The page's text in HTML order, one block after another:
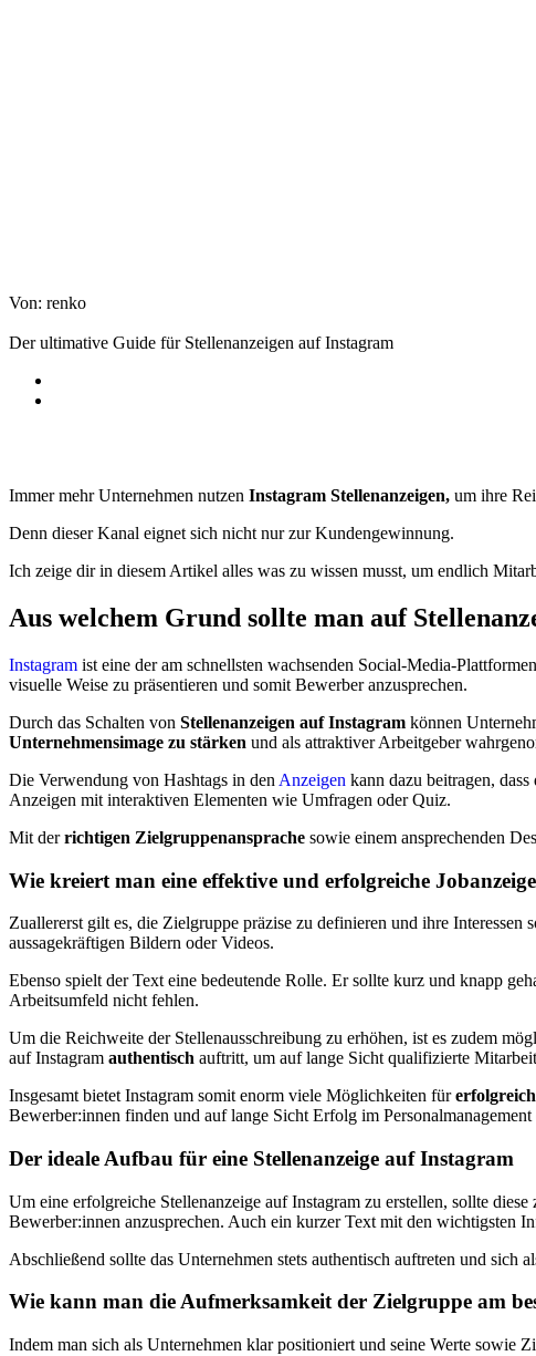
Von: renko
Der ultimative Guide für Stellenanzeigen auf Instagram
Immer mehr Unternehmen nutzen Instagram Stellenanzeigen, um ihre
Denn dieser Kanal eignet sich nicht nur zur Kundengewinnung.
Ich zeige dir in diesem Artikel alles was zu wissen musst, um endlich
Aus welchem Grund sollte man auf
Instagram ist eine der am schnellsten wachsenden Social-Media-
visuelle Weise zu präsentieren und somit Bewerber anzusprechen.
Durch das Schalten von Stellenanzeigen auf Instagram können
Unternehmensimage zu stärken und als attraktiver Arbeitgeber
Die Verwendung von Hashtags in den Anzeigen kann dazu beitragen,
Anzeigen mit interaktiven Elementen wie Umfragen oder Quiz.
Mit derrichtigen Zielgruppenansprache sowie einem ansprechenden
Wie kreiert man eine effektive und erfolgreiche
Zuallererst gilt es, die Zielgruppe präzise zu definieren und ihre
aussagekräftigen Bildern oder Videos.
Ebenso spielt der Text eine bedeutende Rolle. Er sollte kurz und knapp
Arbeitsumfeld nicht fehlen.
Um die Reichweite der Stellenausschreibung zu erhöhen, ist es zudem
auf Instagram authentisch auftritt, um auf lange Sicht qualifizierte
Insgesamt bietet Instagram somit enorm viele Möglichkeiten für
Bewerber:innen finden und auf lange Sicht Erfolg im
Der ideale Aufbau für eine Stellenanzeige auf Instagram
Um eine erfolgreiche Stellenanzeige auf Instagram zu erstellen, sollte
Bewerber:innen anzusprechen. Auch ein kurzer Text mit den wichtigsten
Abschließend sollte das Unternehmen stets authentisch auftreten und sich
Wie kann man die Aufmerksamkeit der Zielgruppe am
Indem man sich als Unternehmen klar positioniert und seine Werte sowie